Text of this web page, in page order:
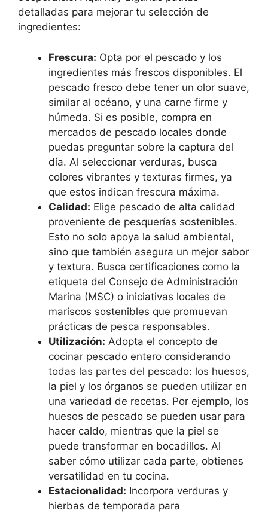
detalladas para mejorar tu selección de
ingredientes:
Frescura: Opta por el pescado y los
ingredientes más frescos disponibles. El
pescado fresco debe tener un olor suave,
similar al océano, y una carne firme y
húmeda. Si es posible, compra en
mercados de pescado locales donde
puedas preguntar sobre la captura del
día. Al seleccionar verduras, busca
colores vibrantes y texturas firmes, ya
que estos indican frescura máxima.
Calidad: Elige pescado de alta calidad
proveniente de pesquerías sostenibles.
Esto no solo apoya la salud ambiental,
sino que también asegura un mejor sabor
y textura. Busca certificaciones como la
etiqueta del Consejo de Administración
Marina (MSC) o iniciativas locales de
mariscos sostenibles que promuevan
prácticas de pesca responsables.
Utilización: Adopta el concepto de
cocinar pescado entero considerando
todas las partes del pescado: los huesos,
la piel y los órganos se pueden utilizar en
una variedad de recetas. Por ejemplo, los
huesos de pescado se pueden usar para
hacer caldo, mientras que la piel se
puede transformar en bocadillos. Al
saber cómo utilizar cada parte, obtienes
versatilidad en tu cocina.
Estacionalidad: Incorpora verduras y
hierbas de temporada para